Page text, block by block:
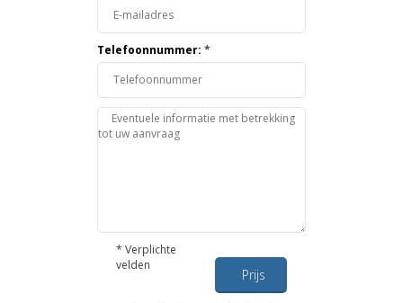
Telefoonnummer: *
* Verplichte
velden
Prijs